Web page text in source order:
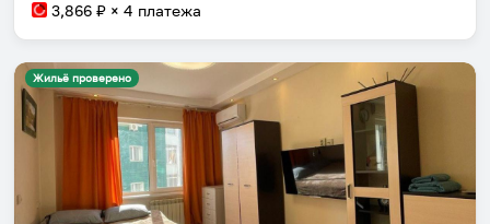
3,866 ₽ × 4 платежа
Жильё проверено